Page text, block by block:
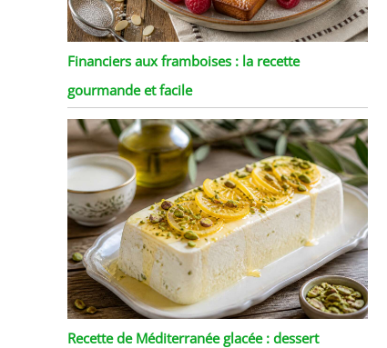
Financiers aux framboises : la recette
gourmande et facile
Recette de Méditerranée glacée : dessert